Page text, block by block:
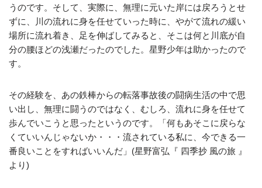
うのです。そして、実際に、無理に元いた岸には戻ろうとせ
ずに、川の流れに身を任せていった時に、やがて流れの緩い
場所に流れ着き、足を伸ばしてみると、そこは何と川底が自
分の腰ほどの浅瀬だったのでした。星野少年は助かったので
す。
その経験を、あの鉄棒からの転落事故後の闘病生活の中で思
い出し、無理に闘うのではなく、むしろ、流れに身を任せて
歩んでいこうと思ったというのです。「何もあそこに戻らな
くていいんじゃないか・・・流されている私に、今できる一
番良いことをすればいいんだ」(星野富弘『 四季抄 風の旅 』
より)